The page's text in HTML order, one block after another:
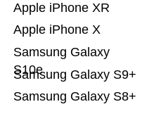
Samsung Galaxy S8+
Samsung Galaxy S9+
Samsung Galaxy
S10e
Apple iPhone X
Apple iPhone XR